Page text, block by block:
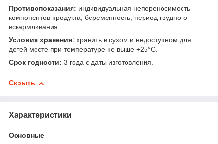
Противопоказания: индивидуальная непереносимость
компонентов продукта, беременность, период грудного
вскармливания.
Условия хранения: хранить в сухом и недоступном для
детей месте при температуре не выше +25°С.
Срок годности: 3 года с даты изготовления.
Скрыть
Характеристики
Основные